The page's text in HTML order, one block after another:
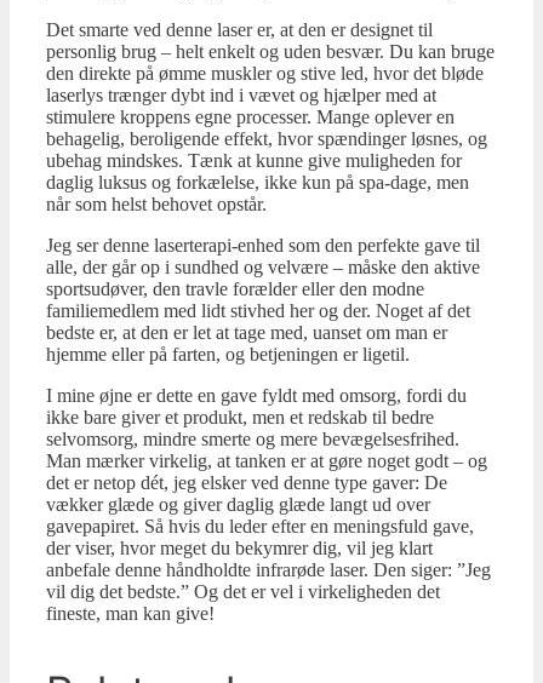
Det smarte ved denne laser er, at den er designet til
personlig brug – helt enkelt og uden besvær. Du kan bruge
den direkte på ømme muskler og stive led, hvor det bløde
laserlys trænger dybt ind i vævet og hjælper med at
stimulere kroppens egne processer. Mange oplever en
behagelig, beroligende effekt, hvor spændinger løsnes, og
ubehag mindskes. Tænk at kunne give muligheden for
daglig luksus og forkælelse, ikke kun på spa-dage, men
når som helst behovet opstår.
Jeg ser denne laserterapi-enhed som den perfekte gave til
alle, der går op i sundhed og velvære – måske den aktive
sportsudøver, den travle forælder eller den modne
familiemedlem med lidt stivhed her og der. Noget af det
bedste er, at den er let at tage med, uanset om man er
hjemme eller på farten, og betjeningen er ligetil.
I mine øjne er dette en gave fyldt med omsorg, fordi du
ikke bare giver et produkt, men et redskab til bedre
selvomsorg, mindre smerte og mere bevægelsesfrihed.
Man mærker virkelig, at tanken er at gøre noget godt – og
det er netop dét, jeg elsker ved denne type gaver: De
vækker glæde og giver daglig glæde langt ud over
gavepapiret. Så hvis du leder efter en meningsfuld gave,
der viser, hvor meget du bekymrer dig, vil jeg klart
anbefale denne håndholdte infrarøde laser. Den siger: ”Jeg
vil dig det bedste.” Og det er vel i virkeligheden det
fineste, man kan give!